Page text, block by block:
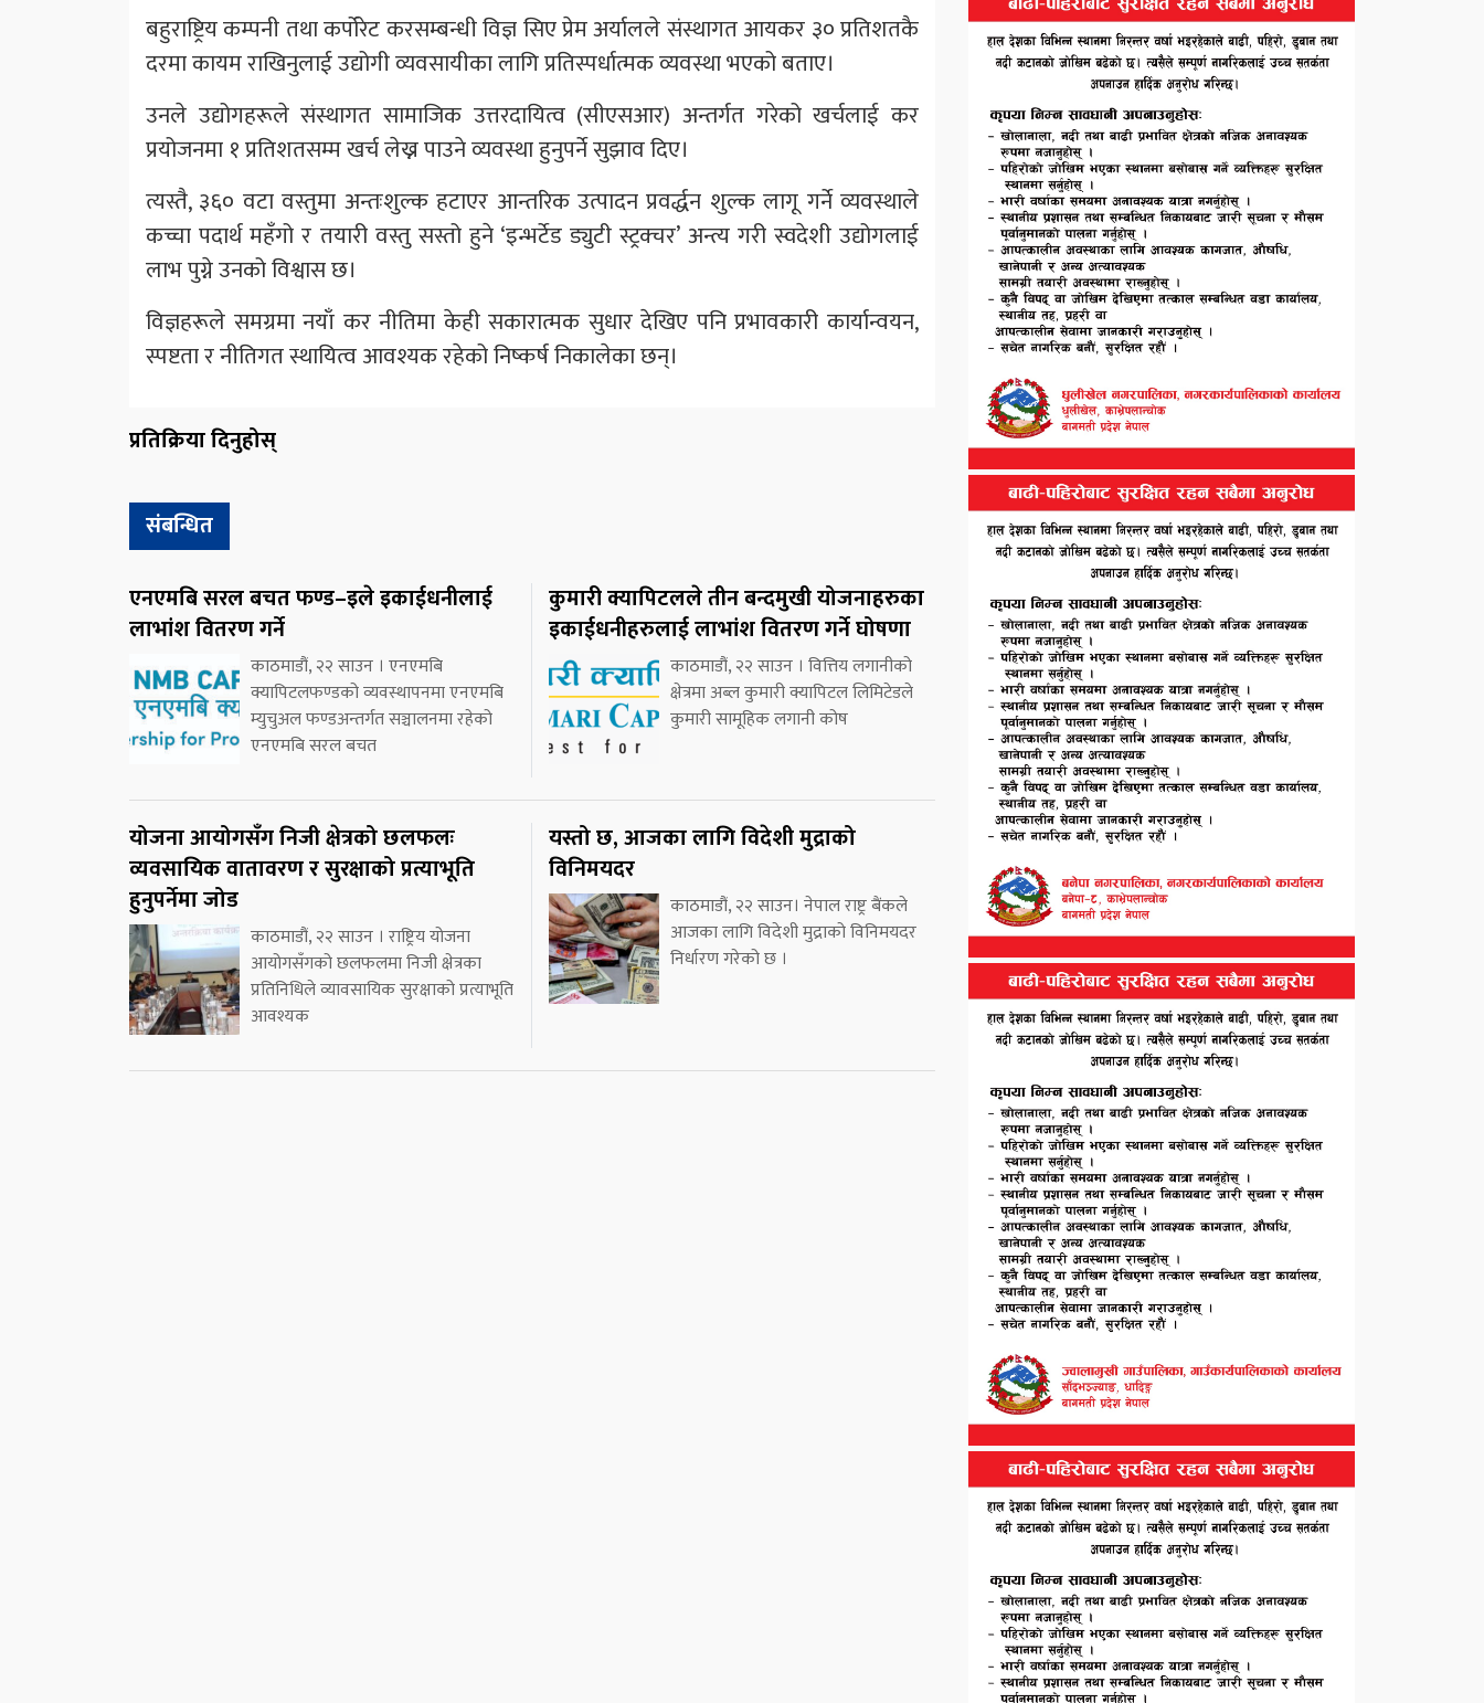
बहुराष्ट्रिय कम्पनी तथा कर्पोरेट करसम्बन्धी विज्ञ सिए प्रेम अर्यालले संस्थागत आयकर ३० प्रतिशतकै
दरमा कायम राखिनुलाई उद्योगी व्यवसायीका लागि प्रतिस्पर्धात्मक व्यवस्था भएको बताए।
उनले उद्योगहरूले संस्थागत सामाजिक उत्तरदायित्व (सीएसआर) अन्तर्गत गरेको खर्चलाई कर
प्रयोजनमा १ प्रतिशतसम्म खर्च लेख्न पाउने व्यवस्था हुनुपर्ने सुझाव दिए।
त्यस्तै, ३६० वटा वस्तुमा अन्तःशुल्क हटाएर आन्तरिक उत्पादन प्रवर्द्धन शुल्क लागू गर्ने व्यवस्थाले
कच्चा पदार्थ महँगो र तयारी वस्तु सस्तो हुने ‘इन्भर्टेड ड्युटी स्ट्रक्चर’ अन्त्य गरी स्वदेशी उद्योगलाई
लाभ पुग्ने उनको विश्वास छ।
विज्ञहरूले समग्रमा नयाँ कर नीतिमा केही सकारात्मक सुधार देखिए पनि प्रभावकारी कार्यान्वयन,
स्पष्टता र नीतिगत स्थायित्व आवश्यक रहेको निष्कर्ष निकालेका छन्।
प्रतिक्रिया दिनुहोस्
संबन्धित
एनएमबि सरल बचत फण्ड–इले इकाईधनीलाई
लाभांश वितरण गर्ने
काठमाडौं, २२ साउन । एनएमबि
क्यापिटलफण्डको व्यवस्थापनमा एनएमबि
म्युचुअल फण्डअन्तर्गत सञ्चालनमा रहेको
एनएमबि सरल बचत
कुमारी क्यापिटलले तीन बन्दमुखी योजनाहरुका
इकाईधनीहरुलाई लाभांश वितरण गर्ने घोषणा
काठमाडौं, २२ साउन । वित्तिय लगानीको
क्षेत्रमा अब्ल कुमारी क्यापिटल लिमिटेडले
कुमारी सामूहिक लगानी कोष
योजना आयोगसँग निजी क्षेत्रको छलफलः
व्यवसायिक वातावरण र सुरक्षाको प्रत्याभूति
हुनुपर्नेमा जोड
काठमाडौं, २२ साउन । राष्ट्रिय योजना
आयोगसँगको छलफलमा निजी क्षेत्रका
प्रतिनिधिले व्यावसायिक सुरक्षाको प्रत्याभूति
आवश्यक
यस्तो छ, आजका लागि विदेशी मुद्राको
विनिमयदर
काठमाडौं, २२ साउन। नेपाल राष्ट्र बैंकले
आजका लागि विदेशी मुद्राको विनिमयदर
निर्धारण गरेको छ ।